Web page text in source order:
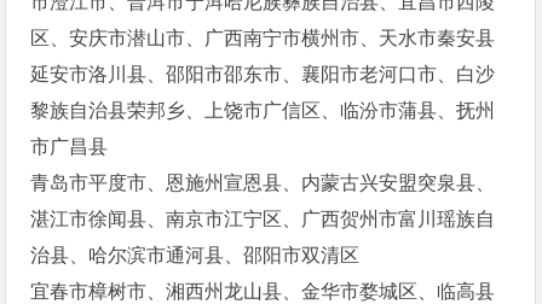
区、安庆市潜山市、广西南宁市横州市、天水市秦安县
延安市洛川县、邵阳市邵东市、襄阳市老河口市、白沙
黎族自治县荣邦乡、上饶市广信区、临汾市蒲县、抚州
市广昌县
青岛市平度市、恩施州宣恩县、内蒙古兴安盟突泉县、
湛江市徐闻县、南京市江宁区、广西贺州市富川瑶族自
治县、哈尔滨市通河县、邵阳市双清区
宜春市樟树市、湘西州龙山县、金华市婺城区、临高县